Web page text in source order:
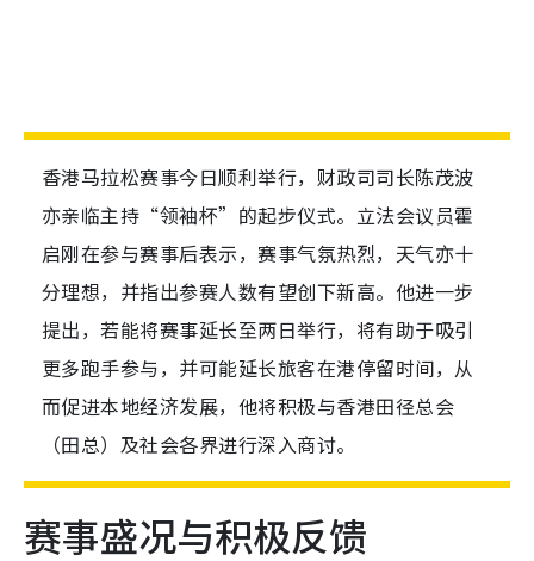
香港马拉松赛事今日顺利举行，财政司司长陈茂波
亦亲临主持“领袖杯”的起步仪式。立法会议员霍
启刚在参与赛事后表示，赛事气氛热烈，天气亦十
分理想，并指出参赛人数有望创下新高。他进一步
提出，若能将赛事延长至两日举行，将有助于吸引
更多跑手参与，并可能延长旅客在港停留时间，从
而促进本地经济发展，他将积极与香港田径总会
（田总）及社会各界进行深入商讨。
赛事盛况与积极反馈